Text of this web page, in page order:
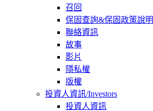
召回
保固查詢&保固政策說明
聯絡資訊
故事
影片
隱私權
版權
投資人資訊/Investors
投資人資訊